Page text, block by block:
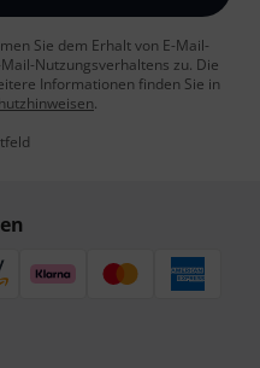
Sie dem Erhalt von E-Mail-
Nutzungsverhaltens zu. Die
Informationen finden Sie in
.